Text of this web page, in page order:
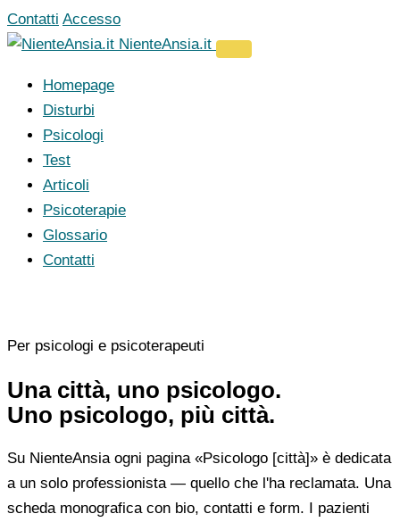
Vai
al
Contatti Accesso
NienteAnsia.it
Homepage
Disturbi
Psicologi
Test
Articoli
Psicoterapie
Glossario
Contatti
Per psicologi e psicoterapeuti
Una città, uno psicologo.
Uno psicologo, più città.
Su NienteAnsia ogni pagina «Psicologo [città]» è dedicata
a un solo professionista — quello che l'ha reclamata. Una
scheda monografica con bio, contatti e form. I pazienti